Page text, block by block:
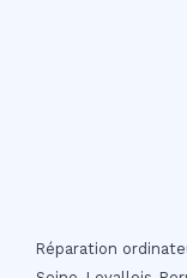
Réparation